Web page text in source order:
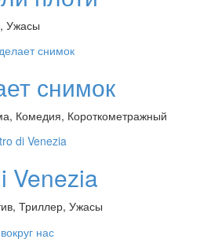
Ужасы
снимок
Комедия, Короткометражный
Venezia
Триллер, Ужасы